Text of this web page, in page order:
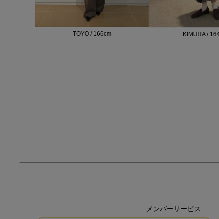
TOYO / 166cm KIMURA /
メンバーサービス